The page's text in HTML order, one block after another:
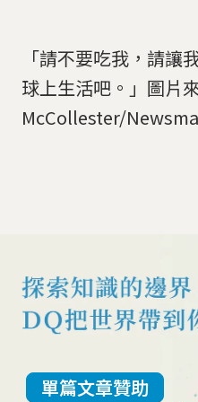
「請不要吃我，請讓
球上生活吧。」圖片
McCollester/
單篇文章贊助